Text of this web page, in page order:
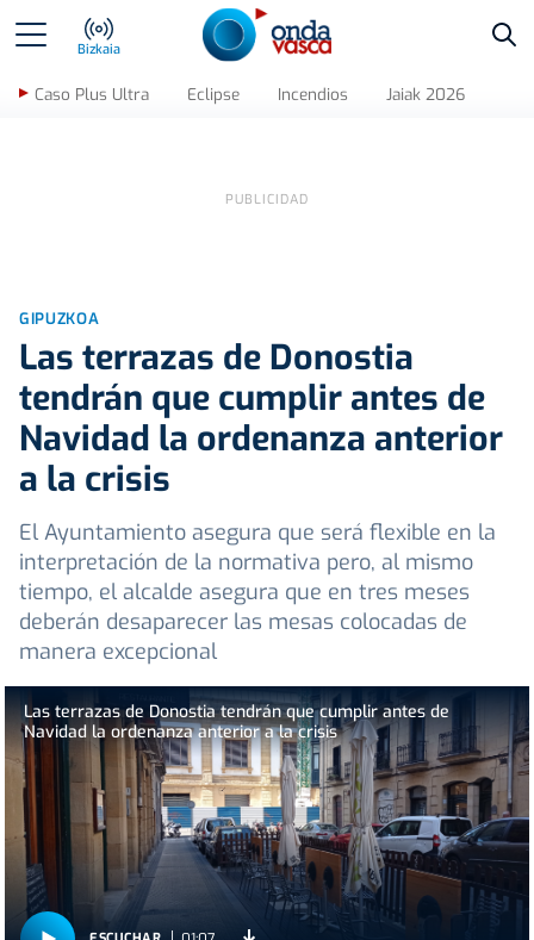
Bizkaia
Caso Plus Ultra Eclipse Incendios Jaiak 2026
GIPUZKOA
Las terrazas de Donostia
tendrán que cumplir antes de
Navidad la ordenanza anterior
a la crisis
El Ayuntamiento asegura que será flexible en la
interpretación de la normativa pero, al mismo
tiempo, el alcalde asegura que en tres meses
deberán desaparecer las mesas colocadas de
manera excepcional
Las terrazas de Donostia tendrán que cumplir antes de
Navidad la ordenanza anterior a la crisis